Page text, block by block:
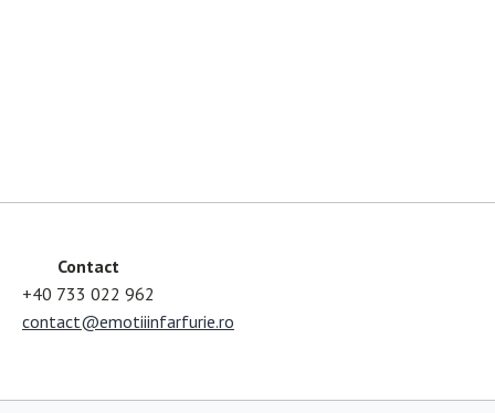
Contact
+40 733 022 962
contact@emotiiinfarfurie.ro